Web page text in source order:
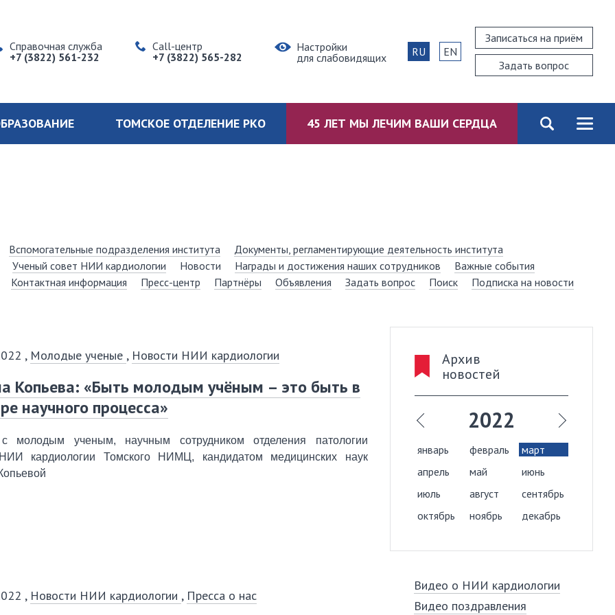
Справочная служба
+7 (3822) 561-232
Call-центр
+7 (3822) 565-282
Настройки
для слабовидящих
Записаться на приём
Задать вопрос
RU EN
ТОМСКОЕ ОТДЕЛЕНИЕ РКО 45 ЛЕТ МЫ ЛЕЧИМ ВАШИ СЕРДЦА
Вспомогательные подразделения института
Документы, регламентирующие деятельность института
Ученый совет НИИ кардиологии Новости Награды и достижения наших сотрудников
Важные события
Контактная информация Пресс-центр Партнёры Объявления Задать вопрос Поиск Подписка на новости
, Молодые ученые , Новости НИИ кардиологии
Копьева: «Быть молодым учёным – это быть в
научного процесса»
молодым ученым, научным сотрудником отделения патологии
кардиологии Томского НИМЦ, кандидатом медицинских наук
, Новости НИИ кардиологии , Пресса о нас
Архив
новостей
март
2020
январь февраль
март
январь
2022
январь февраль
март
апрель
май
июнь
июль
август
сентябрь
октябрь
ноябрь декабрь
Видео о НИИ кардиологии
Видео поздравления